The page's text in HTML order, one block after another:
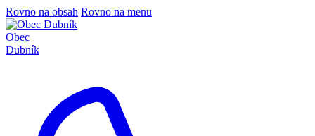
Rovno na obsah Rovno na menu
Obec
Dubník